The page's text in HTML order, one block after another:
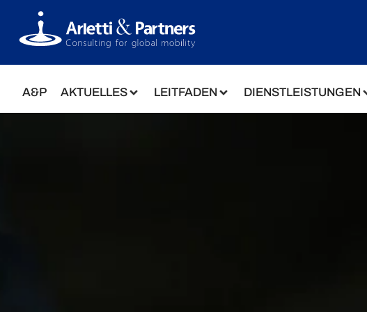
A&P AKTUELLES LEITFADEN DIENSTLEISTUNGEN